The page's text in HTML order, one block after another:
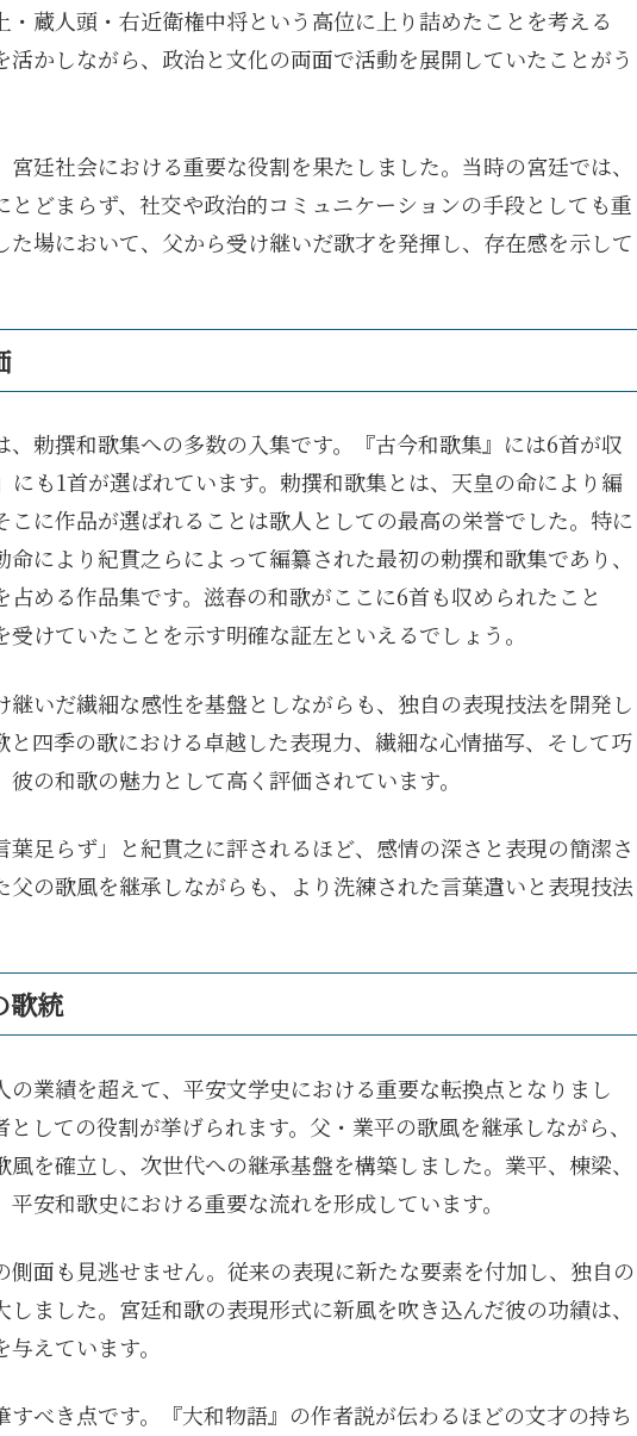
蔵人頭・右近衛権中将という高位に上り詰めたことを考える
活かしながら、政治と文化の両面で活動を展開していたことがう
廷社会における重要な役割を果たしました。当時の宮廷では、
どまらず、社交や政治的コミュニケーションの手段としても重
場において、父から受け継いだ歌才を発揮し、存在感を示して
勅撰和歌集への多数の入集です。『古今和歌集』には6首が収
にも1首が選ばれています。勅撰和歌集とは、天皇の命により編
に作品が選ばれることは歌人としての最高の栄誉でした。特に
命により紀貫之らによって編纂された最初の勅撰和歌集であり、
める作品集です。滋春の和歌がここに6首も収められたこと
けていたことを示す明確な証左といえるでしょう。
いだ繊細な感性を基盤としながらも、独自の表現技法を開発し
四季の歌における卓越した表現力、繊細な心情描写、そして巧
の和歌の魅力として高く評価されています。
足らず」と紀貫之に評されるほど、感情の深さと表現の簡潔さ
の歌風を継承しながらも、より洗練された言葉遣いと表現技法
歌統
業績を超えて、平安文学史における重要な転換点となりまし
しての役割が挙げられます。父・業平の歌風を継承しながら、
を確立し、次世代への継承基盤を構築しました。業平、棟梁、
安和歌史における重要な流れを形成しています。
側面も見逃せません。従来の表現に新たな要素を付加し、独自の
ました。宮廷和歌の表現形式に新風を吹き込んだ彼の功績は、
えています。
べき点です。『大和物語』の作者説が伝わるほどの文才の持ち